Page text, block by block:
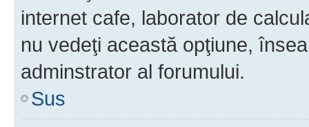
internet cafe, laborator de
nu vedeţi această opţiune,
adminstrator al forumului.
Sus